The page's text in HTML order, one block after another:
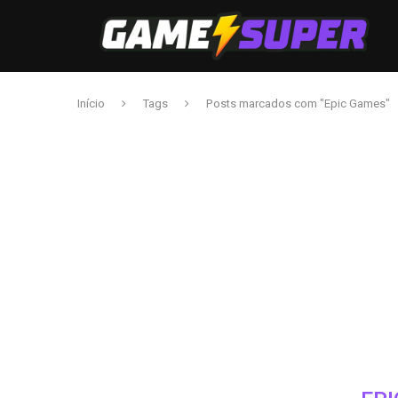
Início Tags Posts marcados com "Epic Games"